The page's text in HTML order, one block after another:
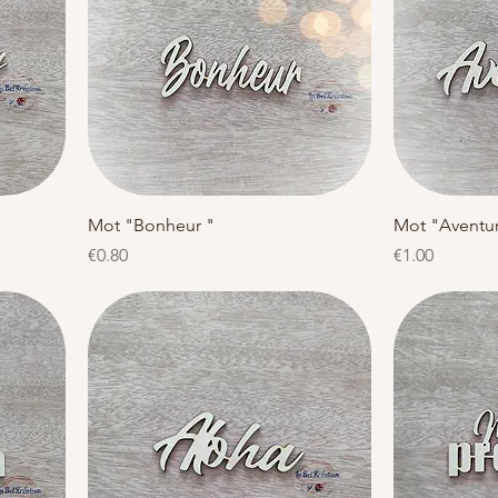
Quick View
Mot "Bonheur "
Price
€0.80
Mot
Price
€1.00